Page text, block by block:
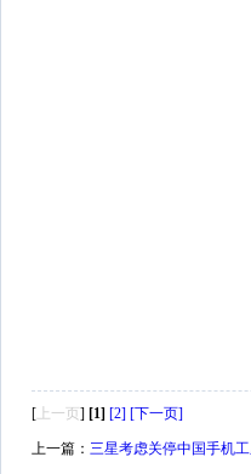
[ 上一页] [1] [2] [下一页]
上一篇： 三星考虑关停中国手机